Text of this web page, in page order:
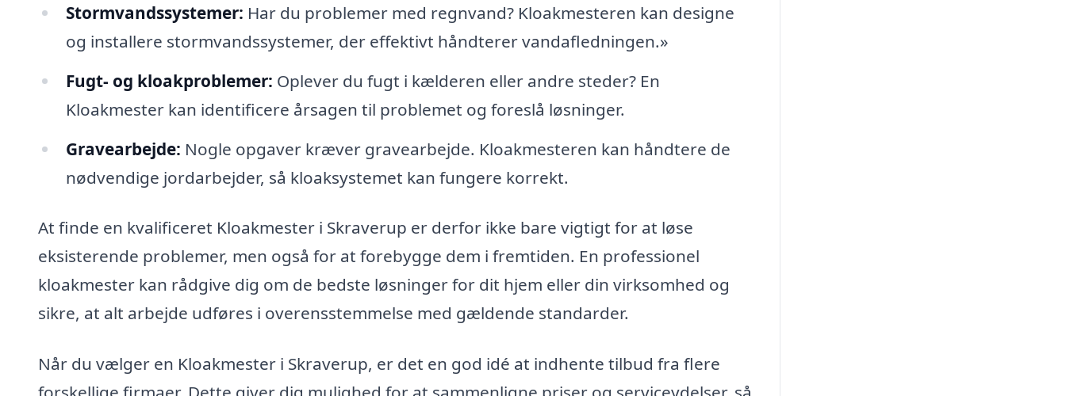
Stormvandssystemer: Har du problemer med regnvand? Kloakmesteren kan designe
og installere stormvandssystemer, der effektivt håndterer vandafledningen.»
Fugt- og kloakproblemer: Oplever du fugt i kælderen eller andre steder? En
Kloakmester kan identificere årsagen til problemet og foreslå løsninger.
Gravearbejde: Nogle opgaver kræver gravearbejde. Kloakmesteren kan håndtere de
nødvendige jordarbejder, så kloaksystemet kan fungere korrekt.
At finde en kvalificeret Kloakmester i Skraverup er derfor ikke bare vigtigt for at løse
eksisterende problemer, men også for at forebygge dem i fremtiden. En professionel
kloakmester kan rådgive dig om de bedste løsninger for dit hjem eller din virksomhed og
sikre, at alt arbejde udføres i overensstemmelse med gældende standarder.
Når du vælger en Kloakmester i Skraverup, er det en god idé at indhente tilbud fra flere